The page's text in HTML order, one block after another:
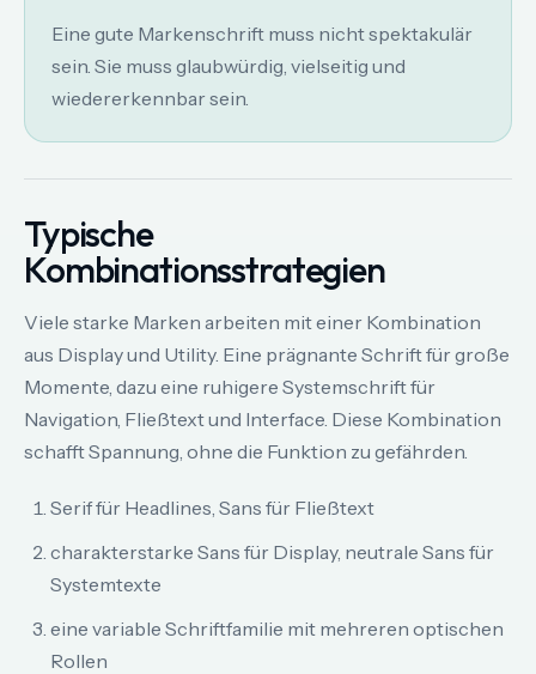
Eine gute Markenschrift muss nicht spektakulär
sein. Sie muss glaubwürdig, vielseitig und
wiedererkennbar sein.
Typische
Kombinationsstrategien
Viele starke Marken arbeiten mit einer Kombination
aus Display und Utility. Eine prägnante Schrift für große
Momente, dazu eine ruhigere Systemschrift für
Navigation, Fließtext und Interface. Diese Kombination
schafft Spannung, ohne die Funktion zu gefährden.
Serif für Headlines, Sans für Fließtext
charakterstarke Sans für Display, neutrale Sans für
Systemtexte
eine variable Schriftfamilie mit mehreren optischen
Rollen